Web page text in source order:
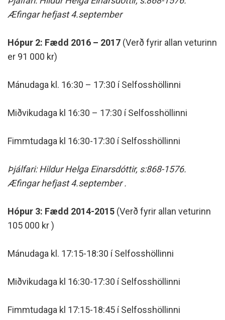
Æfingar hefjast 4.september
Hópur 2: Fædd 2016 – 2017 (Verð fyrir allan veturinn
er 91 000 kr)
Mánudaga kl. 16:30 – 17:30 í Selfosshöllinni
Miðvikudaga kl 16:30 – 17:30 í Selfosshöllinni
Fimmtudaga kl 16:30-17:30 í Selfosshöllinni
Þjálfari: Hildur Helga Einarsdóttir, s:868-1576.
Æfingar hefjast 4.september .
Hópur 3: Fædd 2014-2015 (Verð fyrir allan veturinn
105 000 kr )
Mánudaga kl. 17:15-18:30 í Selfosshöllinni
Miðvikudaga kl 16:30-17:30 í Selfosshöllinni
Fimmtudaga kl 17:15-18:45 í Selfosshöllinni